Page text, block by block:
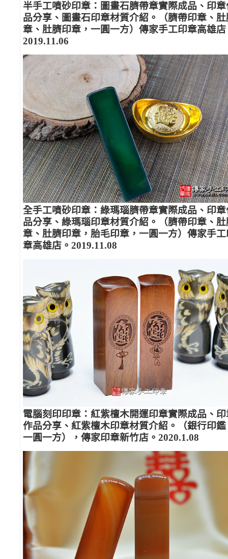
半手工噴砂印章：圖畫石臍帶章實際成品、印章
品分享、圖畫石印章材質介紹。（臍帶印章、肚
章、肚臍印章，一圓一方）傳家手工印章高雄店
2019.11.06
全手工噴砂印章：綠瑪瑙臍帶章實際成品、印章
品分享、綠瑪瑙印章材質介紹。（臍帶印章、肚
章、肚臍印章，胎毛印章，一圓一方）傳家手工
章高雄店。2019.11.08
電腦刻印印章：紅紫檀木開運印章實際成品、印
作品分享、紅紫檀木印章材質介紹。（銀行印鑑
一圓一方），傳家印章新竹店。2020.1.08